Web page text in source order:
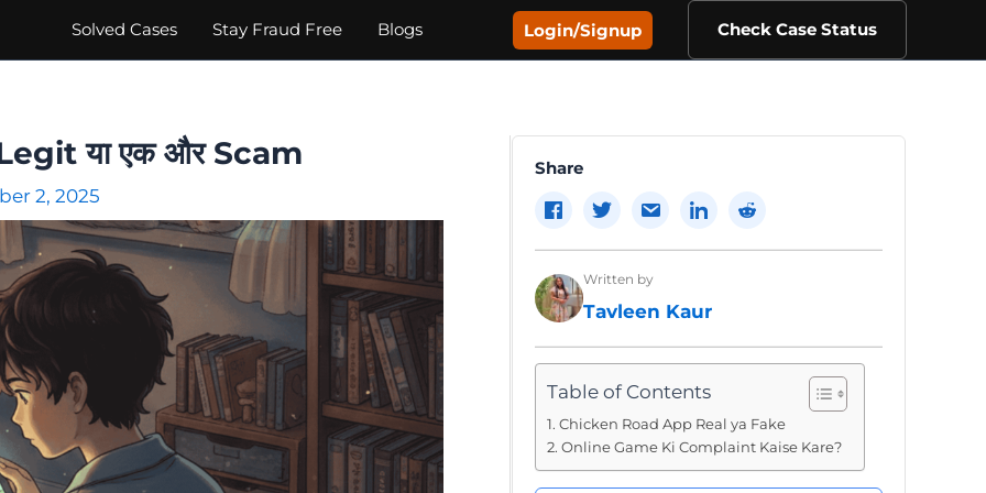
Solved Cases Stay Fraud Free Blogs Login/Signup Check Case Status
Legit या एक और Scam
2, 2025
Share
Written by
Tavleen Kaur
Table of Contents
Chicken Road App Real ya Fake
Online Game Ki Complaint Kaise Kare?